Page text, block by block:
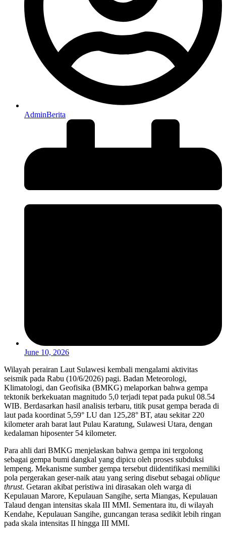
AdminBerita
June 10, 2026
Wilayah perairan Laut Sulawesi kembali mengalami aktivitas
seismik pada Rabu (10/6/2026) pagi. Badan Meteorologi,
Klimatologi, dan Geofisika (BMKG) melaporkan bahwa gempa
tektonik berkekuatan magnitudo 5,0 terjadi tepat pada pukul 08.54
WIB. Berdasarkan hasil analisis terbaru, titik pusat gempa berada di
laut pada koordinat 5,59° LU dan 125,28° BT, atau sekitar 220
kilometer arah barat laut Pulau Karatung, Sulawesi Utara, dengan
kedalaman hiposenter 54 kilometer.
Para ahli dari BMKG menjelaskan bahwa gempa ini tergolong
sebagai gempa bumi dangkal yang dipicu oleh proses subduksi
lempeng. Mekanisme sumber gempa tersebut diidentifikasi memiliki
pola pergerakan geser-naik atau yang sering disebut sebagai oblique
thrust. Getaran akibat peristiwa ini dirasakan oleh warga di
Kepulauan Marore, Kepulauan Sangihe, serta Miangas, Kepulauan
Talaud dengan intensitas skala III MMI. Sementara itu, di wilayah
Kendahe, Kepulauan Sangihe, guncangan terasa sedikit lebih ringan
pada skala intensitas II hingga III MMI.